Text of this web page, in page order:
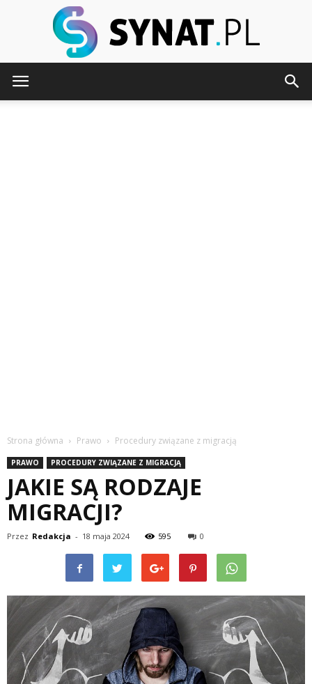
Strona główna Prawo Procedury związane z migracją
PRAWO PROCEDURY ZWIĄZANE Z MIGRACJĄ
JAKIE SĄ RODZAJE
MIGRACJI?
Przez Redakcja - 18 maja 2024 595 0